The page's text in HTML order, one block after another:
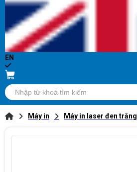
EN
Máy in Máy in laser đen trắng